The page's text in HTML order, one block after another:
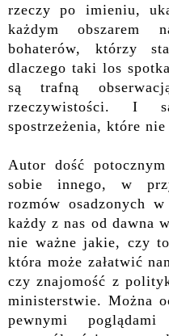
rzeczy po imieniu,
każdym obszarem
bohaterów, którzy
dlaczego taki los
są trafną
rzeczywistości. I
spostrzeżenia, które nie
Autor dość
sobie innego, w
rozmów osadzonych
każdy z nas od dawna
nie ważne jakie, czy
która może załatwić
czy znajomość z
ministerstwie. Można
pewnymi